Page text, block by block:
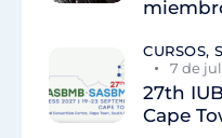
CURSOS,
7 de
27th
Cape